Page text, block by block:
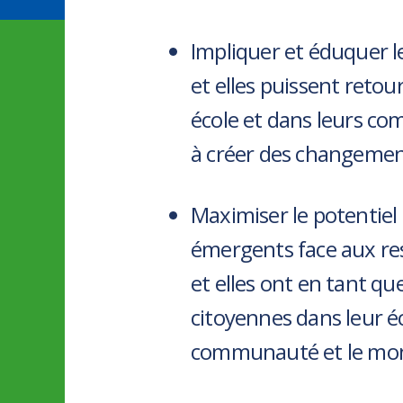
Impliquer et éduquer
et elles puissent
école et dans leurs
à créer des
Maximiser le potentiel
émergents face aux
et elles ont en tant
citoyennes dans leur
communauté et le